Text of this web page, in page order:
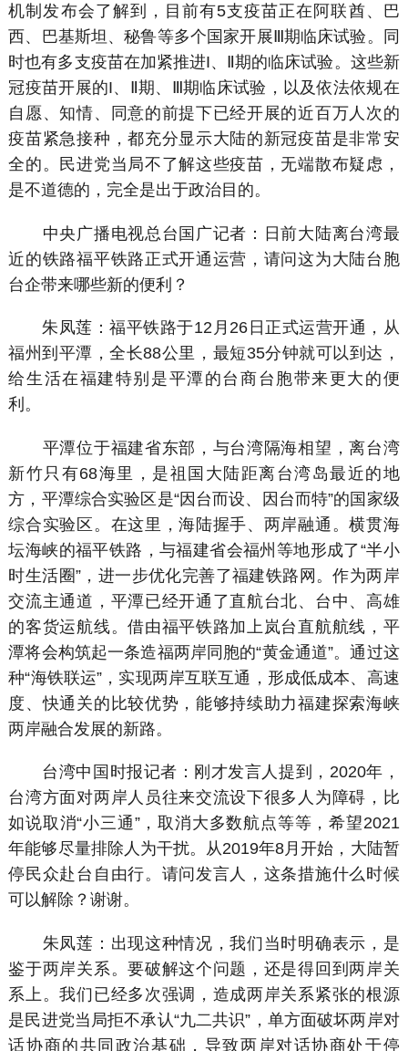
机制发布会了解到，目前有5支疫苗正在阿联酋、巴
西、巴基斯坦、秘鲁等多个国家开展Ⅲ期临床试验。同
时也有多支疫苗在加紧推进I、Ⅱ期的临床试验。这些新
冠疫苗开展的I、Ⅱ期、Ⅲ期临床试验，以及依法依规在
自愿、知情、同意的前提下已经开展的近百万人次的
疫苗紧急接种，都充分显示大陆的新冠疫苗是非常安
全的。民进党当局不了解这些疫苗，无端散布疑虑，
是不道德的，完全是出于政治目的。
中央广播电视总台国广记者：日前大陆离台湾最
近的铁路福平铁路正式开通运营，请问这为大陆台胞
台企带来哪些新的便利？
朱凤莲：福平铁路于12月26日正式运营开通，从
福州到平潭，全长88公里，最短35分钟就可以到达，
给生活在福建特别是平潭的台商台胞带来更大的便
利。
平潭位于福建省东部，与台湾隔海相望，离台湾
新竹只有68海里，是祖国大陆距离台湾岛最近的地
方，平潭综合实验区是“因台而设、因台而特”的国家级
综合实验区。在这里，海陆握手、两岸融通。横贯海
坛海峡的福平铁路，与福建省会福州等地形成了“半小
时生活圈”，进一步优化完善了福建铁路网。作为两岸
交流主通道，平潭已经开通了直航台北、台中、高雄
的客货运航线。借由福平铁路加上岚台直航航线，平
潭将会构筑起一条造福两岸同胞的“黄金通道”。通过这
种“海铁联运”，实现两岸互联互通，形成低成本、高速
度、快通关的比较优势，能够持续助力福建探索海峡
两岸融合发展的新路。
台湾中国时报记者：刚才发言人提到，2020年，
台湾方面对两岸人员往来交流设下很多人为障碍，比
如说取消“小三通”，取消大多数航点等等，希望2021
年能够尽量排除人为干扰。从2019年8月开始，大陆暂
停民众赴台自由行。请问发言人，这条措施什么时候
可以解除？谢谢。
朱凤莲：出现这种情况，我们当时明确表示，是
鉴于两岸关系。要破解这个问题，还是得回到两岸关
系上。我们已经多次强调，造成两岸关系紧张的根源
是民进党当局拒不承认“九二共识”，单方面破坏两岸对
话协商的共同政治基础，导致两岸对话协商处于停